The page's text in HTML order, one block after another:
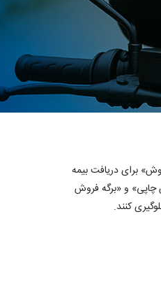
برای دریافت بیمه
چاپی» و «برگه فروش
کنند.